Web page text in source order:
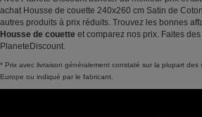
achat Housse de couette 240x260 cm Satin de
autres produits à prix réduits. Trouvez les bonnes
Housse de couette et comparez nos prix. Faites
PlaneteDiscount.
* Prix avec livraison généralement constaté sur la plupart
Europe ou indiqué par le fabricant.